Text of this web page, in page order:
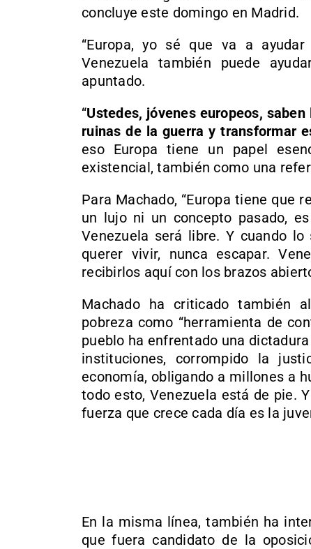
concluye este domingo en Madrid.
“Europa, yo sé que va a
Venezuela también puede
apuntado.
“Ustedes, jóvenes europeos,
ruinas de la guerra y transformar
eso Europa tiene un papel
existencial, también como una
Para Machado, “Europa tiene que
un lujo ni un concepto pasado,
Venezuela será libre. Y cuando
querer vivir, nunca escapar.
recibirlos aquí con los brazos
Machado ha criticado también
pobreza como “herramienta de
pueblo ha enfrentado una
instituciones, corrompido la
economía, obligando a millones a
todo esto, Venezuela está de pie.
fuerza que crece cada día es la
En la misma línea, también ha
que fuera candidato de la